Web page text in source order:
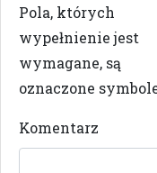
Pola, których
wypełnienie jest
wymagane, są
oznaczone
Komentarz